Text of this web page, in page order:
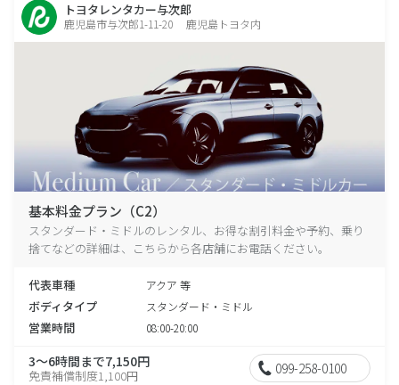
トヨタレンタカー与次郎
鹿児島市与次郎1-11-20 鹿児島トヨタ内
基本料金プラン（C2）
スタンダード・ミドルのレンタル、お得な割引料金や予約、乗り
捨てなどの詳細は、こちらから各店舗にお電話ください。
代表車種 アクア 等
ボディタイプ スタンダード・ミドル
営業時間 08:00-20:00
3～6時間まで7,150円
免責補償制度1,100円 099-258-0100